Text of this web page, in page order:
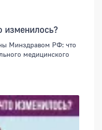
Минздравом РФ: что
медицинского